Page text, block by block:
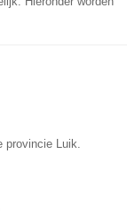
provincie Luik.